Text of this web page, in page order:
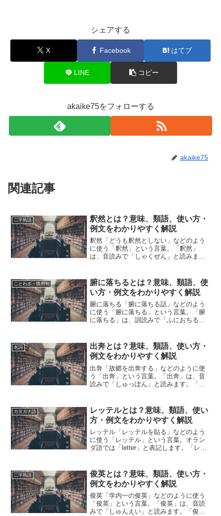
シェアする
X Facebook はてブ
LINE コピー
akaike75をフォローする
akaike75
関連記事
二字熟語
釈然とは？意味、類語、使い方・
例文をわかりやすく解説
釈然「どうも釈然としない」などのよう
に使う「釈然」という言葉。「釈然」
は、音読みで「しゃくぜん」と読みま
意味や使い方や類語について、小説など
の用例を紹介しながら、わかり...
ことわざ・慣用句
腑に落ちるとは？意味、類語、使
い方・例文をわかりやすく解説
腑に落ちる「腑に落ちる話」などのよう
に使う「腑に落ちる」という言葉。「腑
に落ちる」は、訓読みで「ふにおちる」
では「腑に落ちる」の意味や使い方や類
語について、小説などの用...
名詞
出奔とは？意味、類語、使い方・
例文をわかりやすく解説
出奔「故郷を出奔する」などのように使
う「出奔」という言葉。「出奔」は、音
読みで「しゅっぽん」と読みます。「出
い方や類語について、小説などの用例を
紹介して、わかりやすく解...
カタカナ語
レッテルとは？意味、類語、使い
方・例文をわかりやすく解説
レッテル「レッテルを貼る」などのよう
に使う「レッテル」という言葉。オラン
ダ語では「letter」と表記します。「レッ
味や使い方や類語について、小説などの
用例を紹介しなが...
二字熟語
俊英とは？意味、類語、使い方・
例文をわかりやすく解説
俊英「学内一の俊英」などのように使う
「俊英」という言葉。「俊英」は、音読
みで「しゅんえい」と読みます。「俊